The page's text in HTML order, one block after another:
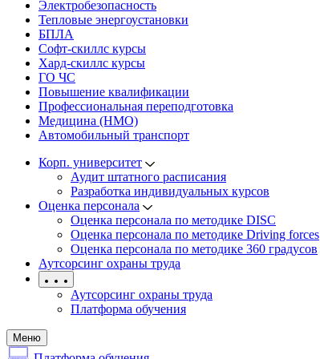
Электробезопасность
Тепловые энергоустановки
БПЛА
Софт-скиллс курсы
Хард-скиллс курсы
ГО ЧС
Повышение квалификации
Профессиональная переподготовка
Медицина (НМО)
Автомобильный транспорт
Корп. университет
Аудит штатного расписания
Разработка индивидуальных курсов
Оценка персонала
Оценка персонала по методике DISC
Оценка персонала по методике Driving forces
Оценка персонала по методике 360 градусов
Аутсорсинг охраны труда
Аутсорсинг охраны труда
Платформа обучения
Меню